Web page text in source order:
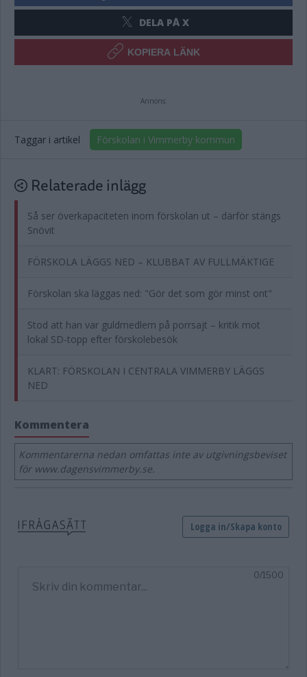
DELA PÅ X
KOPIERA LÄNK
Annons:
Taggar i artikel Förskolan i Vimmerby kommun
Relaterade inlägg
Så ser överkapaciteten inom förskolan ut – därför stängs
Snövit
FÖRSKOLA LÄGGS NED – KLUBBAT AV FULLMÄKTIGE
Förskolan ska läggas ned: "Gör det som gör minst ont"
Stod att han var guldmedlem på porrsajt – kritik mot
lokal SD-topp efter förskolebesök
KLART: FÖRSKOLAN I CENTRALA VIMMERBY LÄGGS
NED
Kommentera
Kommentarerna nedan omfattas inte av utgivningsbeviset
för www.dagensvimmerby.se.